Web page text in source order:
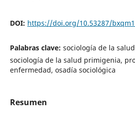
DOI: https://doi.org/10.53287/
Palabras clave: sociología de la
sociología de la salud primigenia,
enfermedad, osadía sociológica
Resumen